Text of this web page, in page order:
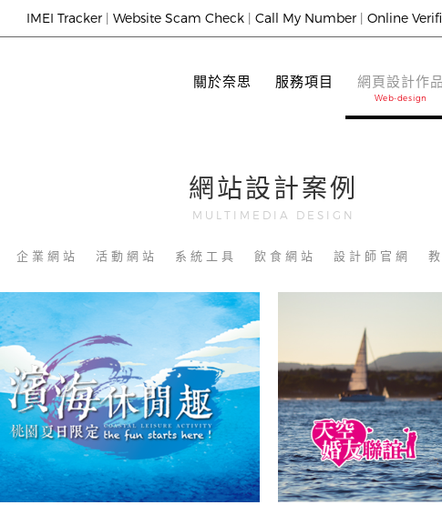
IMEI Tracker | Website Scam Check | Call My Number | Online
關於奈思 服務項目 網頁設計作品
網站設計案例
MULTIMEDIA DESIGN
企業網站 活動網站 系統工具 飲食網站 設計師官網
桃園夏日限定-濱海休閒趣 天空未婚